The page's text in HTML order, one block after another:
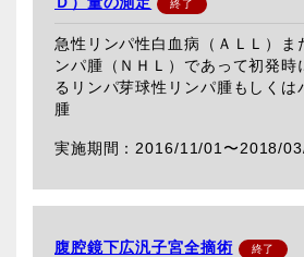
急性リンパ性白血病（ＡＬＬ）ま
ンパ腫（ＮＨＬ）であって初発時
るリンパ芽球性リンパ腫もしくは
腫
2016/11/01〜2018/
腹腔鏡下広汎子宮全摘術